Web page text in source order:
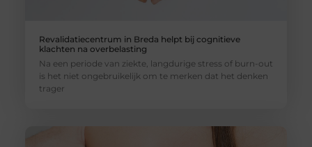
Revalidatiecentrum in Breda helpt bij cognitieve
klachten na overbelasting
Na een periode van ziekte, langdurige stress of burn-out
is het niet ongebruikelijk om te merken dat het denken
trager